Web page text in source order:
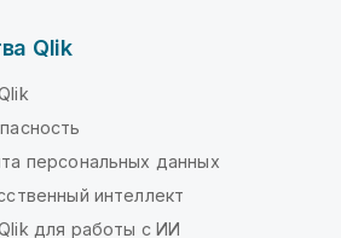
Qlik
персональных данных
интеллект
для работы с ИИ